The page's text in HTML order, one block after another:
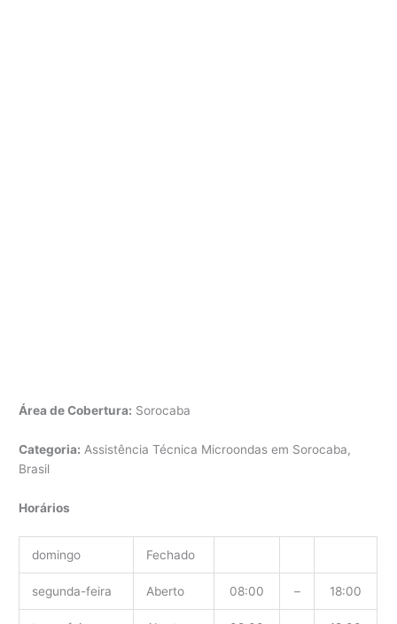
Área de Cobertura: Sorocaba
Categoria: Assistência Técnica Microondas em Sorocaba,
Brasil
Horários
domingo Fechado
segunda-feira Aberto 08:00 – 18:00